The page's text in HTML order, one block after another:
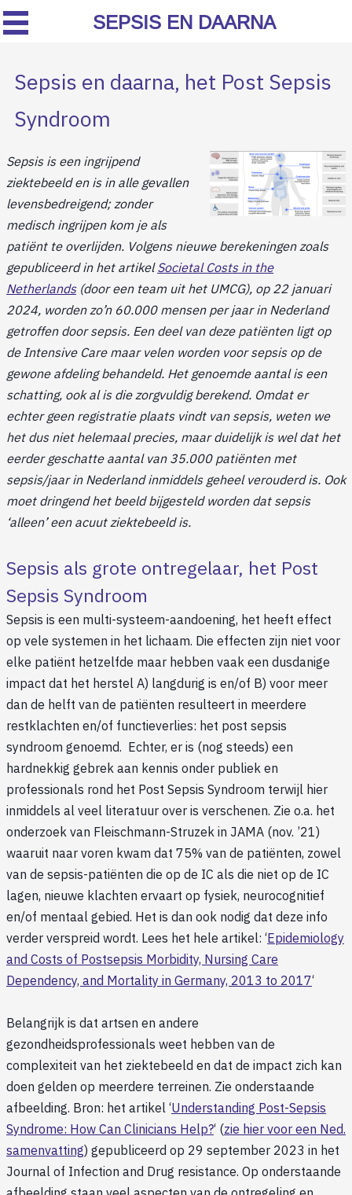
Sepsis en daarna, het Post Sepsis
Syndroom
Sepsis is een ingrijpend
ziektebeeld en is in alle gevallen
levensbedreigend; zonder
medisch ingrijpen kom je als
patiënt te overlijden. Volgens nieuwe berekeningen zoals
gepubliceerd in het artikelSocietal Costs in the
Netherlands(door een team uit het UMCG), op 22 januari
2024, worden zo’n 60.000 mensen per jaar in Nederland
getroffen door sepsis. Een deel van deze patiënten ligt op
de Intensive Care maar velen worden voor sepsis op de
gewone afdeling behandeld. Het genoemde aantal is een
schatting, ook al is die zorgvuldig berekend. Omdat er
echter geen registratie plaats vindt van sepsis, weten we
het dus niet helemaal precies, maar duidelijk is wel dat het
eerder geschatte aantal van 35.000 patiënten met
sepsis/jaar in Nederland inmiddels geheel verouderd is. Ook
moet dringend het beeld bijgesteld worden dat sepsis
‘alleen’ een acuut ziektebeeld is.
Sepsis als grote ontregelaar, het Post
Sepsis Syndroom
Sepsis is een multi-systeem-aandoening, het heeft effect
op vele systemen in het lichaam. Die effecten zijn niet voor
elke patiënt hetzelfde maar hebben vaak een dusdanige
impact dat het herstel A) langdurig is en/of B) voor meer
dan de helft van de patiënten resulteert in meerdere
restklachten en/of functieverlies: het post sepsis
syndroom genoemd. Echter, er is (nog steeds) een
hardnekkig gebrek aan kennis onder publiek en
professionals rond het Post Sepsis Syndroom terwijl hier
inmiddels al veel literatuur over is verschenen. Zie o.a. het
onderzoek van Fleischmann-Struzek in JAMA (nov. ’21)
waaruit naar voren kwam dat 75% van de patiënten, zowel
van de sepsis-patiënten die op de IC als die niet op de IC
lagen, nieuwe klachten ervaart op fysiek, neurocognitief
en/of mentaal gebied. Het is dan ook nodig dat deze info
verder verspreid wordt. Lees het hele artikel: ‘Epidemiology
and Costs of Postsepsis Morbidity, Nursing Care
Dependency, and Mortality in Germany, 2013 to 2017‘
Belangrijk is dat artsen en andere
gezondheidsprofessionals weet hebben van de
complexiteit van het ziektebeeld en dat de impact zich kan
doen gelden op meerdere terreinen. Zie onderstaande
afbeelding. Bron: het artikel ‘Understanding Post-Sepsis
Syndrome: How Can Clinicians Help?‘ (zie hier voor een Ned.
samenvatting) gepubliceerd op 29 september 2023 in het
Journal of Infection and Drug resistance. Op onderstaande
SEPSIS EN DAARNA